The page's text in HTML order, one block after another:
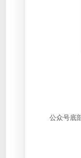
公众号底